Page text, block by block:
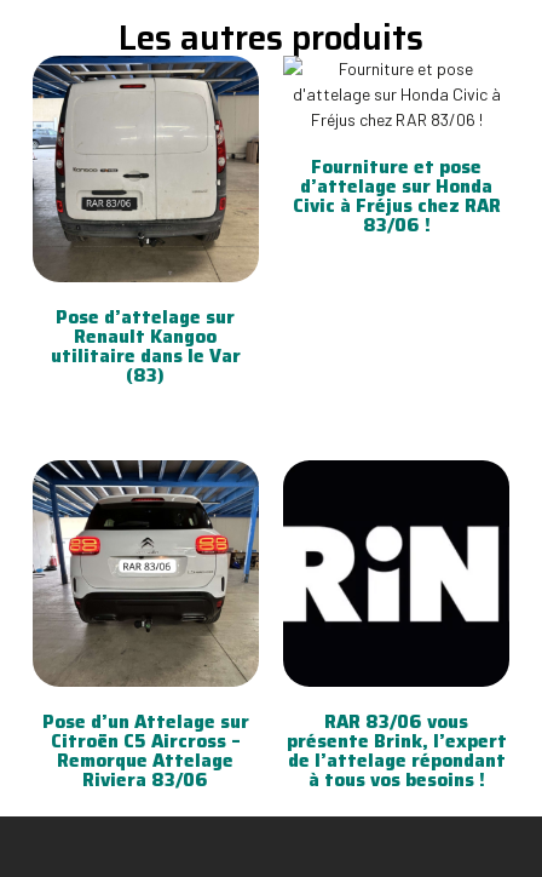
Les autres produits
Pose d’attelage sur
Renault Kangoo
utilitaire dans le Var
(83)
Fourniture et pose
d’attelage sur Honda
Civic à Fréjus chez RAR
83/06 !
Pose d’un Attelage sur
Citroën C5 Aircross –
Remorque Attelage
Riviera 83/06
RAR 83/06 vous
présente Brink, l’expert
de l’attelage répondant
à tous vos besoins !